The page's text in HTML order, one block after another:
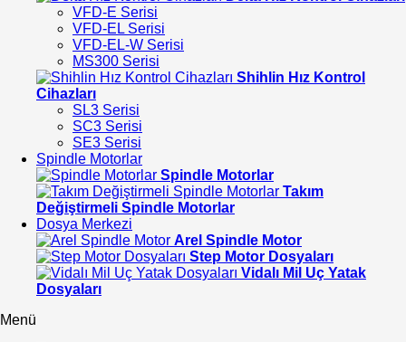
VFD-E Serisi
VFD-EL Serisi
VFD-EL-W Serisi
MS300 Serisi
Shihlin Hız Kontrol
Cihazları
SL3 Serisi
SC3 Serisi
SE3 Serisi
Spindle Motorlar
Spindle Motorlar
Takım
Değiştirmeli Spindle Motorlar
Dosya Merkezi
Arel Spindle Motor
Step Motor Dosyaları
Vidalı Mil Uç Yatak
Dosyaları
Menü